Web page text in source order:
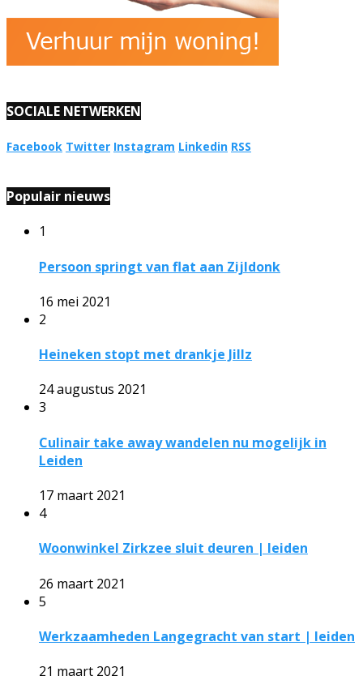
SOCIALE NETWERKEN
Facebook Twitter Instagram Linkedin RSS
Populair nieuws
1
Persoon springt van flat aan Zijldonk
16 mei 2021
2
Heineken stopt met drankje Jillz
24 augustus 2021
3
Culinair take away wandelen nu mogelijk in
Leiden
17 maart 2021
4
Woonwinkel Zirkzee sluit deuren | leiden
26 maart 2021
5
Werkzaamheden Langegracht van start | leiden
21 maart 2021